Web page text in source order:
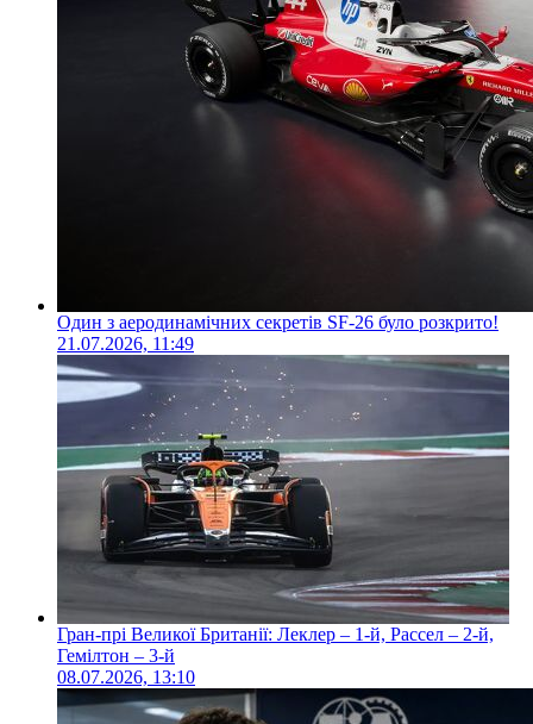
Один з аеродинамічних секретів SF-26 було розкрито!
21.07.2026, 11:49
Гран-прі Великої Британії: Леклер – 1-й, Рассел – 2-й,
Гемілтон – 3-й
08.07.2026, 13:10